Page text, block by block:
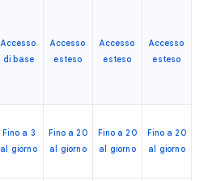
Accesso
di base
Accesso
esteso
Accesso
esteso
Accesso
esteso
Fino a 3
al giorno
Fino a 20
al giorno
Fino a 20
al giorno
Fino a 20
al giorno